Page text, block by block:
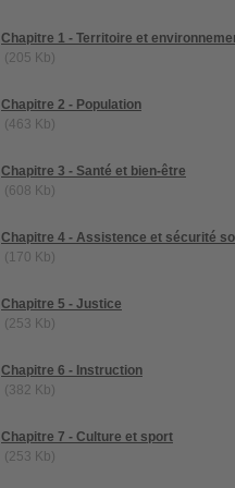
Chapitre 1 - Territoire et
(205 Kb)
Chapitre 2 - Population
(463 Kb)
Chapitre 3 - Santé et bien-être
(608 Kb)
Chapitre 4 - Assistence et sécurité
(170 Kb)
Chapitre 5 - Justice
(253 Kb)
Chapitre 6 - Instruction
(382 Kb)
Chapitre 7 - Culture et sport
(253 Kb)